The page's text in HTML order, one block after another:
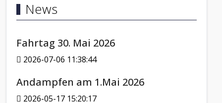
News
Fahrtag 30. Mai 2026
2026-07-06 11:38:44
Andampfen am 1.Mai 2026
2026-05-17 15:20:17